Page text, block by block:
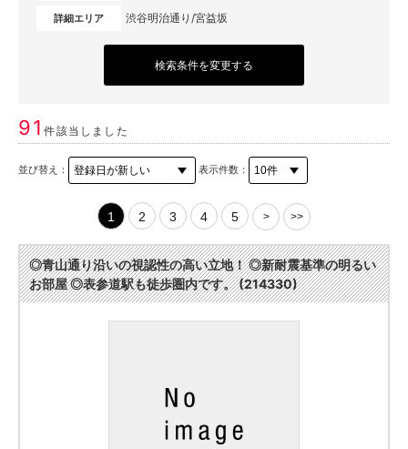
詳細エリア 渋谷明治通り/宮益坂
検索条件を変更する
91件該当しました
並び替え： 表示件数：
1 2 3 4 5 > >>
◎青山通り沿いの視認性の高い立地！ ◎新耐震基準の明るい
お部屋 ◎表参道駅も徒歩圏内です。 (214330)